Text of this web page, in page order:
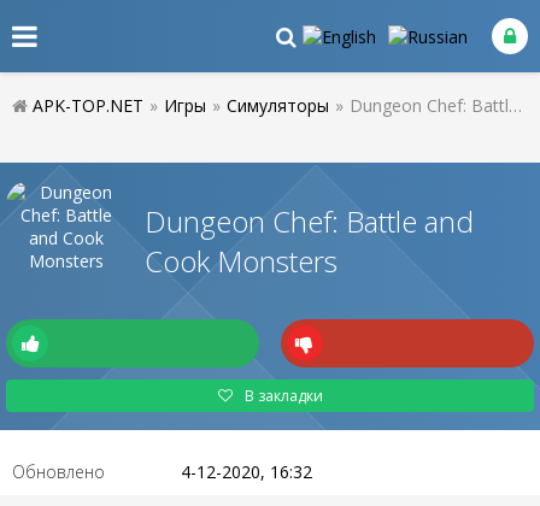
APK-TOP.NET » Игры » Симуляторы » Dungeon Chef: Battle and Cook Monsters
Dungeon Chef: Battle and
Cook Monsters
В закладки
Обновлено 4-12-2020, 16:32